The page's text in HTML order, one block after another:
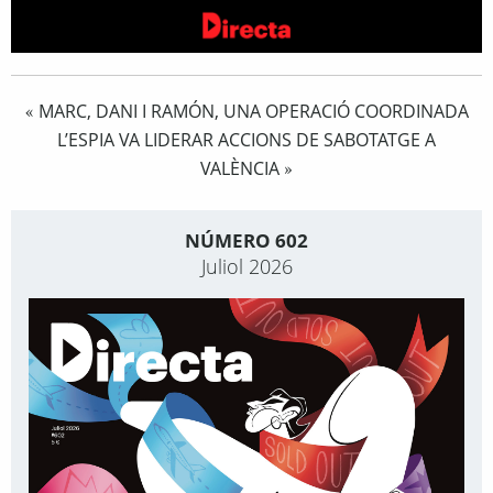
« MARC, DANI I RAMÓN, UNA OPERACIÓ COORDINADA
L’ESPIA VA LIDERAR ACCIONS DE SABOTATGE A
VALÈNCIA »
NÚMERO 602
Juliol 2026